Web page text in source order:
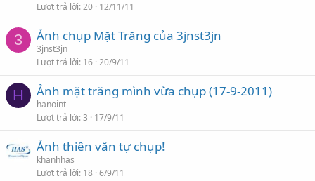
Lượt trả lời 20 12/11/11
3 Ảnh chụp Mặt Trăng của 3jnst3jn
3jnst3jn
Lượt trả lời 16 20/9/11
H Ảnh mặt trăng mình vừa chụp (17-9-2011)
hanoint
Lượt trả lời 3 17/9/11
Ảnh thiên văn tự chụp!
khanhhas
Lượt trả lời 18 6/9/11